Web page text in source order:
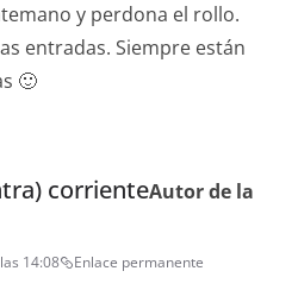
y perdona el rollo.
entradas. Siempre están
🙂
corrienteAutor de la
14:08 Enlace permanente